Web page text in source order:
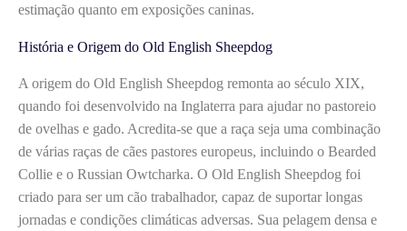
estimação quanto em exposições caninas.
História e Origem do Old English Sheepdog
A origem do Old English Sheepdog remonta ao século XIX,
quando foi desenvolvido na Inglaterra para ajudar no pastoreio
de ovelhas e gado. Acredita-se que a raça seja uma combinação
de várias raças de cães pastores europeus, incluindo o Bearded
Collie e o Russian Owtcharka. O Old English Sheepdog foi
criado para ser um cão trabalhador, capaz de suportar longas
jornadas e condições climáticas adversas. Sua pelagem densa e